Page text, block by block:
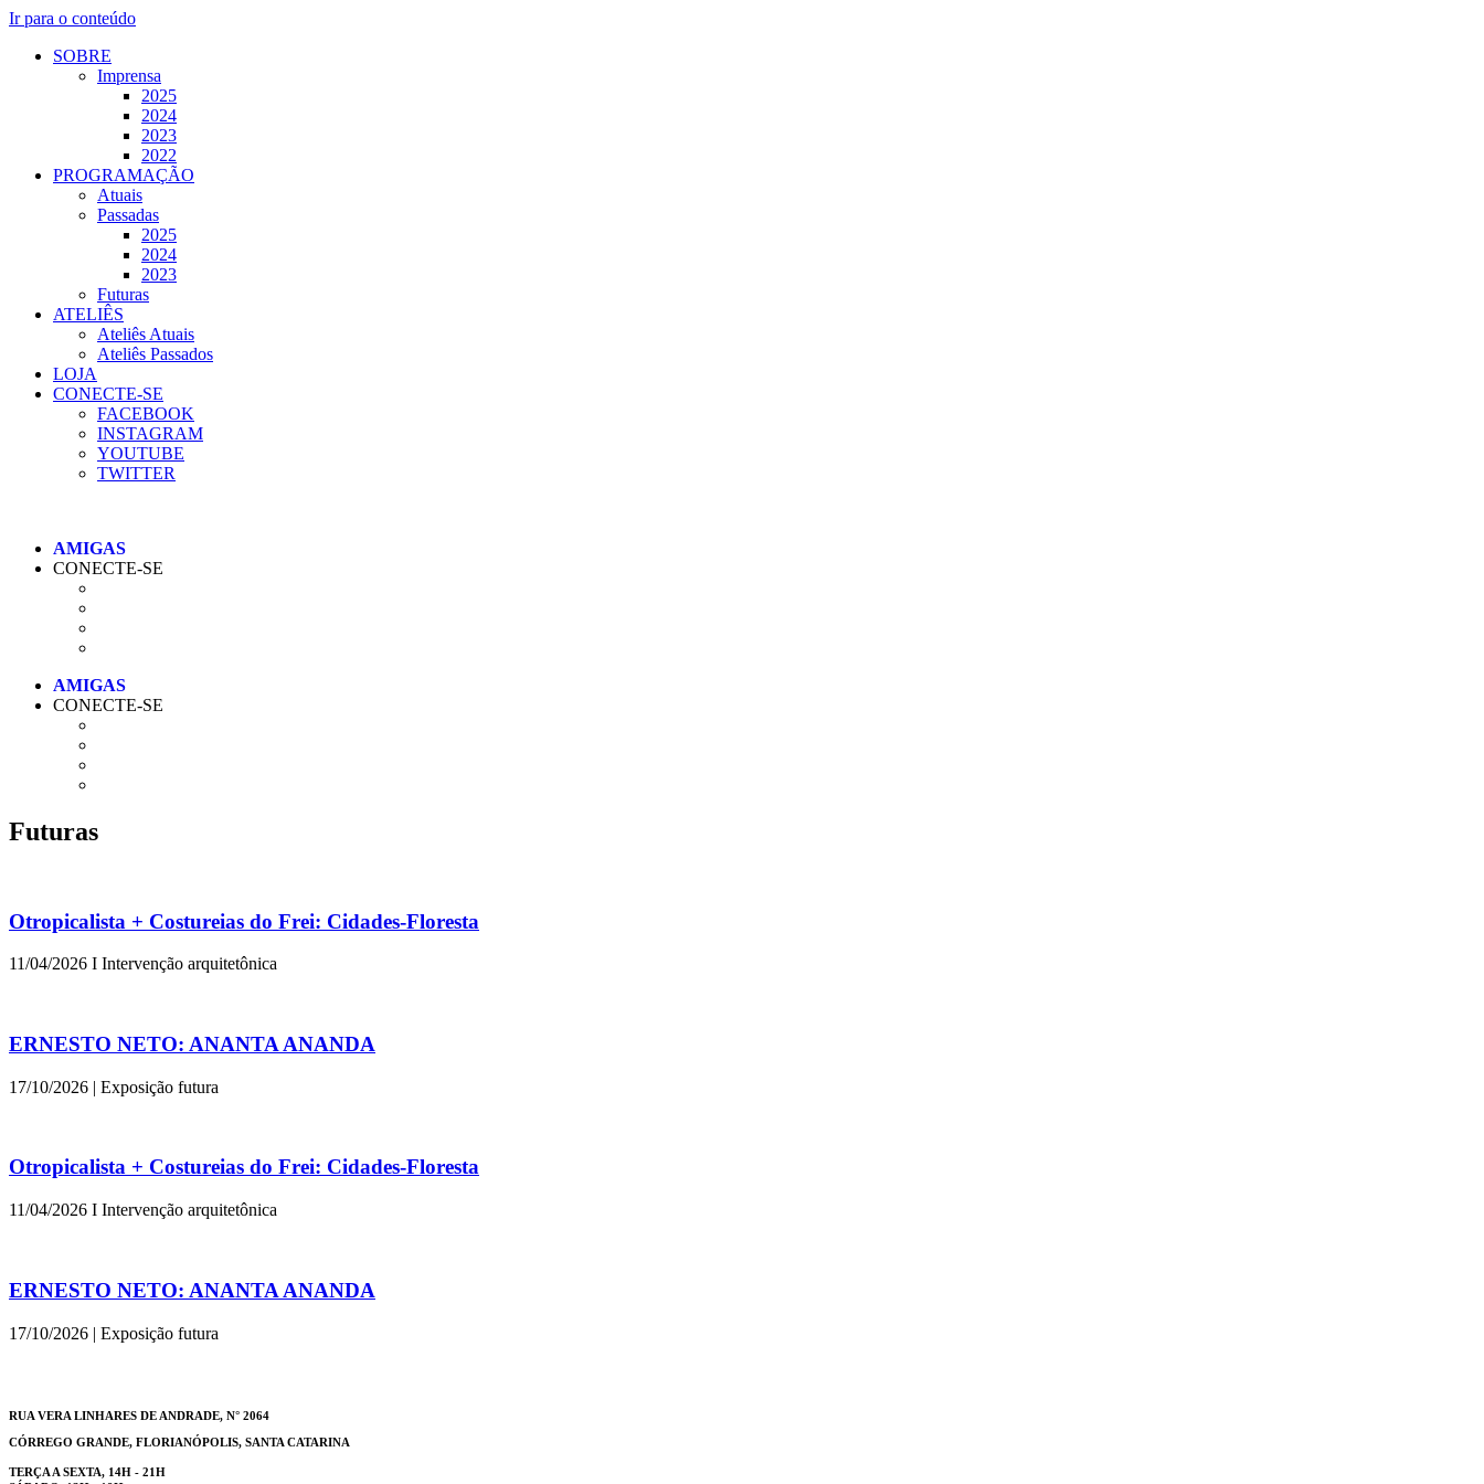
Ir para o conteúdo
SOBRE
Imprensa
2025
2024
2023
2022
PROGRAMAÇÃO
Atuais
Passadas
2025
2024
2023
Futuras
ATELIÊS
Ateliês Atuais
Ateliês Passados
LOJA
CONECTE-SE
FACEBOOK
INSTAGRAM
YOUTUBE
TWITTER
CONECTE-SE
CONECTE-SE
Futuras
Otropicalista + Costureias do Frei: Cidades-Floresta
11/04/2026 I Intervenção arquitetônica
ERNESTO NETO: ANANTA ANANDA
17/10/2026 | Exposição futura
Otropicalista + Costureias do Frei: Cidades-Floresta
11/04/2026 I Intervenção arquitetônica
ERNESTO NETO: ANANTA ANANDA
17/10/2026 | Exposição futura
RUA VERA LINHARES DE ANDRADE, N° 2064
CÓRREGO GRANDE, FLORIANÓPOLIS, SANTA CATARINA
TERÇA A SEXTA, 14H - 21H